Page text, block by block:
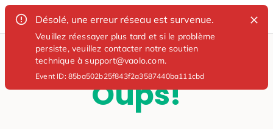
Désolé, une erreur réseau est survenue.
Veuillez réessayer plus tard et si le problème
persiste, veuillez contacter notre soutien
technique à support@vaolo.com.
Event ID:85ba502b25f843f2a3587440ba111cbd
Oups!